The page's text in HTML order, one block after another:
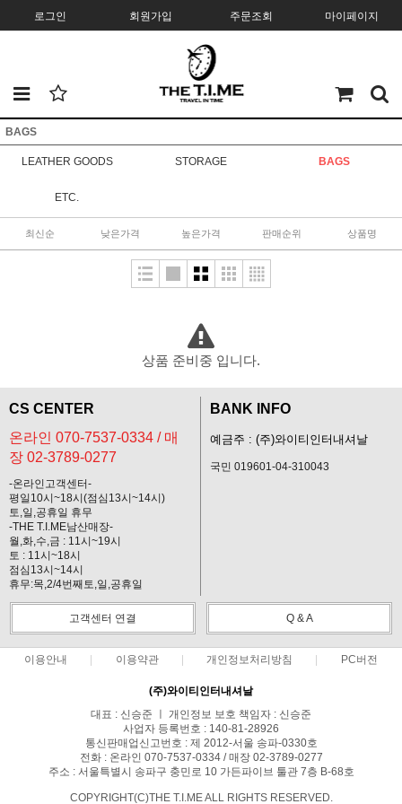
로그인 회원가입 주문조회 마이페이지
BAGS
LEATHER GOODS STORAGE BAGS
ETC.
최신순 낮은가격 높은가격 판매순위 상품명
상품 준비중 입니다.
CS CENTER
온라인 070-7537-0334 / 매
장 02-3789-0277
-온라인고객센터-
평일10시~18시(점심13시~14시)
토,일,공휴일 휴무
-THE T.I.ME남산매장-
월,화,수,금 : 11시~19시
토 : 11시~18시
점심13시~14시
휴무:목,2/4번째토,일,공휴일
BANK INFO
예금주 : (주)와이티인터내셔날
국민 019601-04-310043
고객센터 연결 Q & A
이용안내 이용약관 개인정보처리방침 PC버전
(주)와이티인터내셔날
대표 : 신승준 ㅣ 개인정보 보호 책임자 : 신승준
사업자 등록번호 : 140-81-28926
통신판매업신고번호 : 제 2012-서울 송파-0330호
전화 : 온라인 070-7537-0334 / 매장 02-3789-0277
주소 : 서울특별시 송파구 충민로 10 가든파이브 툴관 7층 B-68호
COPYRIGHT(C)THE T.I.ME ALL RIGHTS RESERVED.